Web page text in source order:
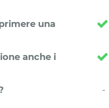
una
anche i
-